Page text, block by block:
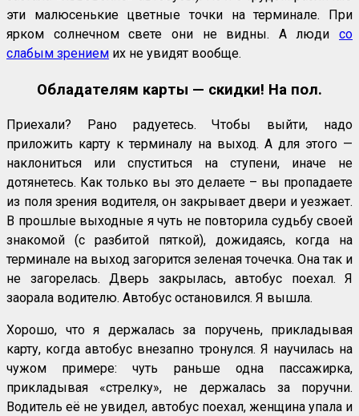
эти малюсенькие цветные точки на терминале. При
ярком солнечном свете они не видны. А люди со
слабым зрением их не увидят вообще.
Обладателям карты — скидки! На пол.
Приехали? Рано радуетесь. Чтобы выйти, надо
приложить карту к терминалу на выход. А для этого —
наклониться или спуститься на ступени, иначе не
дотянетесь. Как только вы это делаете – вы пропадаете
из поля зрения водителя, он закрывает двери и уезжает.
В прошлые выходные я чуть не повторила судьбу своей
знакомой (с разбитой пяткой), дожидаясь, когда на
терминале на выход загорится зеленая точечка. Она так и
не загорелась. Дверь закрылась, автобус поехал. Я
заорала водителю. Автобус остановился. Я вышла.
Хорошо, что я держалась за поручень, прикладывая
карту, когда автобус внезапно тронулся. Я научилась на
чужом примере: чуть раньше одна пассажирка,
прикладывая «стрелку», не держалась за поручни.
Водитель её не увидел, автобус поехал, женщина упала и